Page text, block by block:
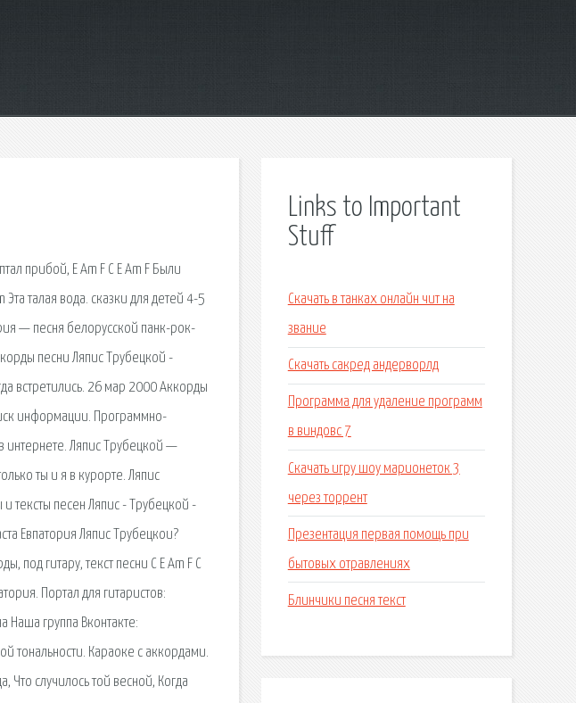
прибой, E Am F C E Am F Были
Эта талая вода. сказки для детей 4-5
— песня белорусской панк-рок-
песни Ляпис Трубецкой -
встретились. 26 мар 2000 Аккорды
информации. Программно-
Ляпис Трубецкой —
ты и я в курорте. Ляпис
и тексты песен Ляпис - Трубецкой -
Евпатория Ляпис Трубецкои?
под гитару, текст песни C E Am F C
Портал для гитаристов:
группа Вконтакте:
тональности. Караоке с аккордами.
Что случилось той весной, Когда
Links to Important
Stuff
Скачать в танках онлайн чит на
звание
Скачать сакред андерворлд
Программа для удаление программ
в виндовс 7
Скачать игру шоу марионеток 3
через торрент
Презентация первая помощь при
бытовых отравлениях
Блинчики песня текст